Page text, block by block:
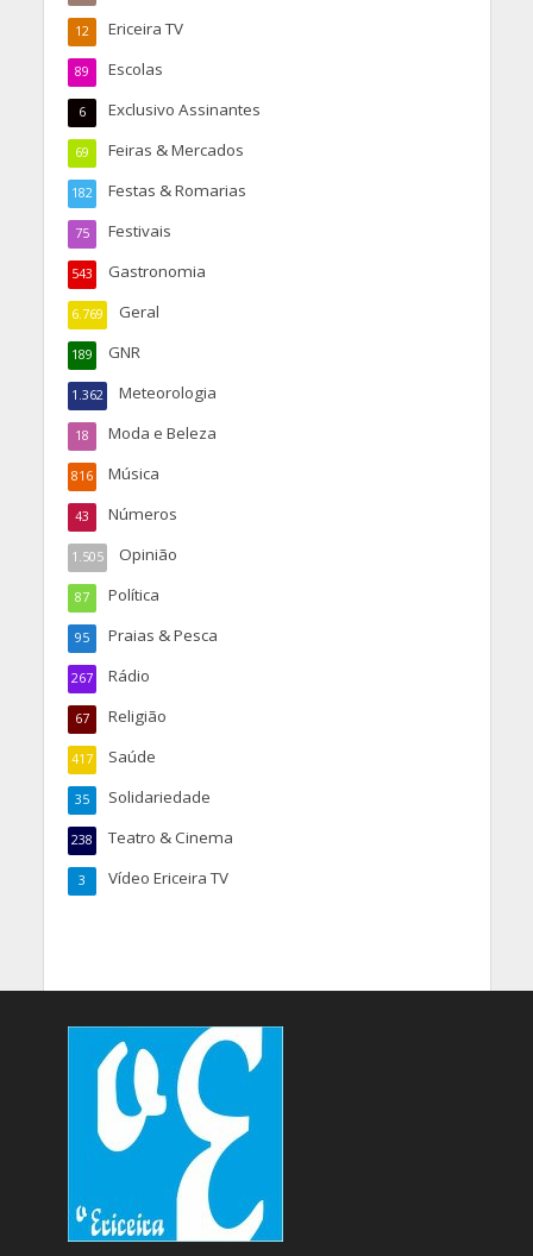
Ericeira TV
12
Escolas
89
Exclusivo Assinantes
6
Feiras & Mercados
69
Festas & Romarias
182
Festivais
75
Gastronomia
543
Geral
6.769
GNR
189
Meteorologia
1.362
Moda e Beleza
18
Música
816
Números
43
Opinião
1.505
Política
87
Praias & Pesca
95
Rádio
267
Religião
67
Saúde
417
Solidariedade
35
Teatro & Cinema
238
Vídeo Ericeira TV
3